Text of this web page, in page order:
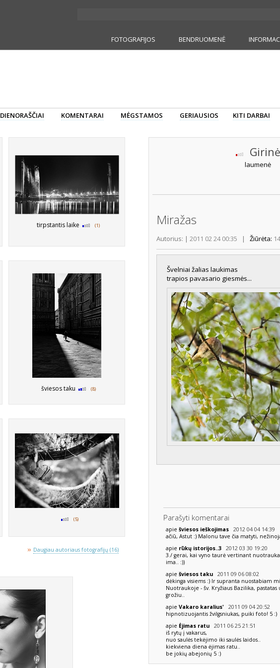
FOTOGRAFIJOS BENDRUOMENĖ
DIENORAŠČIAI KOMENTARAI MĖGSTAMOS GERIAUSIOS KITI DARBAI
tirpstantis laike (1)
šviesos taku (8)
(5)
» Daugiau autoriaus fotografijų (16)
Girinė
laumenė
Miražas
Autorius: | 2011 02 24 00:35 | Žiūrėta:
Švelniai žalias laukimas
trapios pavasario giesmės...
Parašyti komentarai
apie šviesos ieškojimas 2012 04 04 14:39
ačiū, Astut :) Malonu tave čia matyti,
apie rūkų istorijos..3 2012 03 30 19:20
3./ gerai, kai vyno taurė vertinant
ima.. :))
apie šviesos taku 2011 09 06 08:02
dėkinga visiems :) Ir supranta nuostabiam
Nuotraukoje - šv. Kryžiaus Bazilika,
grožiu..
apie Vakaro karalius' 2011 09 04 20:52
hipnotizuojantis žvilgsniukas, puiki foto! 5 :)
apie Ėjimas ratu 2011 06 25 21:51
iš rytų į vakarus,
nuo saulės tekėjimo iki saulės laidos..
kiekviena diena ėjimas ratu..
be jokių abejonių 5 :)